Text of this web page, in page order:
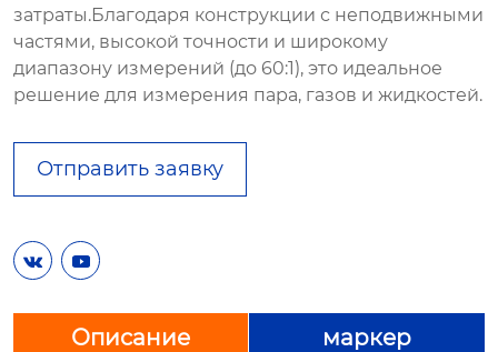
затраты.Благодаря конструкции с неподвижными
частями, высокой точности и широкому
диапазону измерений (до 60:1), это идеальное
решение для измерения пара, газов и жидкостей.
Отправить заявку
 
Описание маркер